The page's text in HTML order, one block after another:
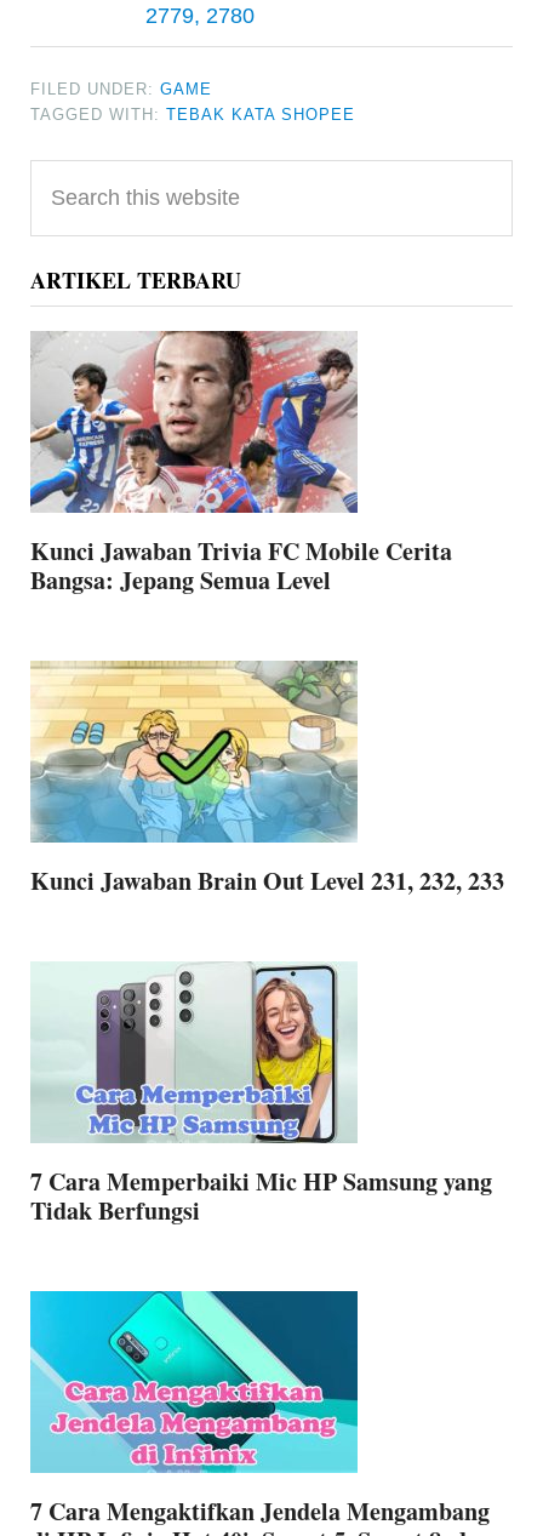
2779, 2780
FILED UNDER:GAME
TAGGED WITH:TEBAK KATA SHOPEE
Primary
Sidebar
this
website
ARTIKEL TERBARU
Kunci Jawaban Trivia FC Mobile Cerita
Bangsa: Jepang Semua Level
Kunci Jawaban Brain Out Level 231, 232, 233
7 Cara Memperbaiki Mic HP Samsung yang
Tidak Berfungsi
7 Cara Mengaktifkan Jendela Mengambang